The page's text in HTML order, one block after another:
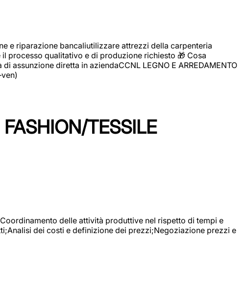
e riparazione bancaliutilizzare attrezzi della carpenteria
processo qualitativo e di produzione richiesto 🎁 Cosa
diretta in aziendaCCNL LEGNO E ARREDAMENTO
TESSILE
delle attività produttive nel rispetto di tempi e
dei costi e definizione dei prezzi;Negoziazione prezzi e